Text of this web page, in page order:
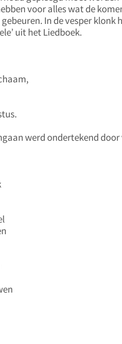
voor alles wat de
In de vesper klonk
uit het Liedboek.
werd ondertekend